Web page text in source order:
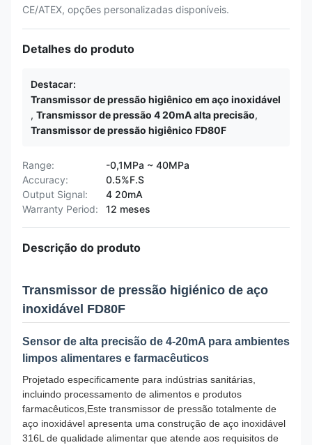
CE/ATEX, opções personalizadas disponíveis.
Detalhes do produto
Destacar:
Transmissor de pressão higiênico em aço inoxidável
, Transmissor de pressão 4 20mA alta precisão,
Transmissor de pressão higiênico FD80F
Range:
-0,1MPa ~ 40MPa
Accuracy:
0.5%F.S
Output Signal:
4 20mA
Warranty Period:
12 meses
Descrição do produto
Transmissor de pressão higiénico de aço
inoxidável FD80F
Sensor de alta precisão de 4-20mA para ambientes
limpos alimentares e farmacêuticos
Projetado especificamente para indústrias sanitárias,
incluindo processamento de alimentos e produtos
farmacêuticos,Este transmissor de pressão totalmente de
aço inoxidável apresenta uma construção de aço inoxidável
316L de qualidade alimentar que atende aos requisitos de